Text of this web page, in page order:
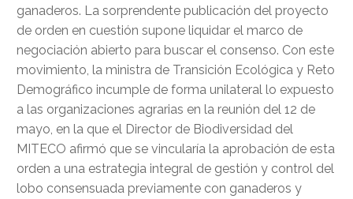
ganaderos. La sorprendente publicación del proyecto
de orden en cuestión supone liquidar el marco de
negociación abierto para buscar el consenso. Con este
movimiento, la ministra de Transición Ecológica y Reto
Demográfico incumple de forma unilateral lo expuesto
a las organizaciones agrarias en la reunión del 12 de
mayo, en la que el Director de Biodiversidad del
MITECO afirmó que se vincularía la aprobación de esta
orden a una estrategia integral de gestión y control del
lobo consensuada previamente con ganaderos y